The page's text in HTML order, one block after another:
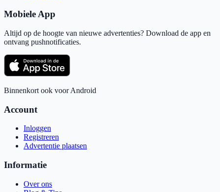
Mobiele App
Altijd op de hoogte van nieuwe advertenties? Download de app en
ontvang pushnotificaties.
Binnenkort ook voor Android
Account
Inloggen
Registreren
Advertentie plaatsen
Informatie
Over ons